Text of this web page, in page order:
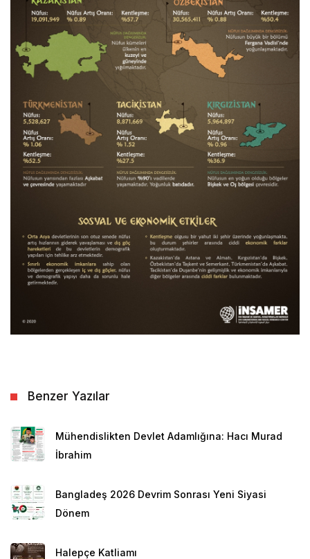
Benzer Yazılar
Mühendislikten Devlet Adamlığına: Hacı Murad
İbrahim
Bangladeş 2026 Devrim Sonrası Yeni Siyasi
Dönem
Halepçe Katliamı